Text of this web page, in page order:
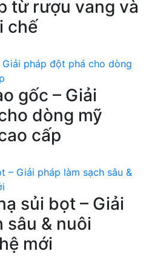
từ rượu vang và
chế
gốc – Giải
dòng mỹ
cấp
sủi bọt – Giải
sâu & nuôi
mới